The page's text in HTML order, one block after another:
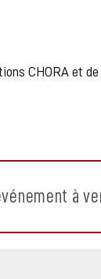
CHORA et de
à